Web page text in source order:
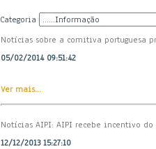
Categoria
Notícias sobre a comitiva portuguesa
05/02/2014 09:51:42
Ver mais....
Notícias AIPI: AIPI recebe incentivo
12/12/2013 15:27:10